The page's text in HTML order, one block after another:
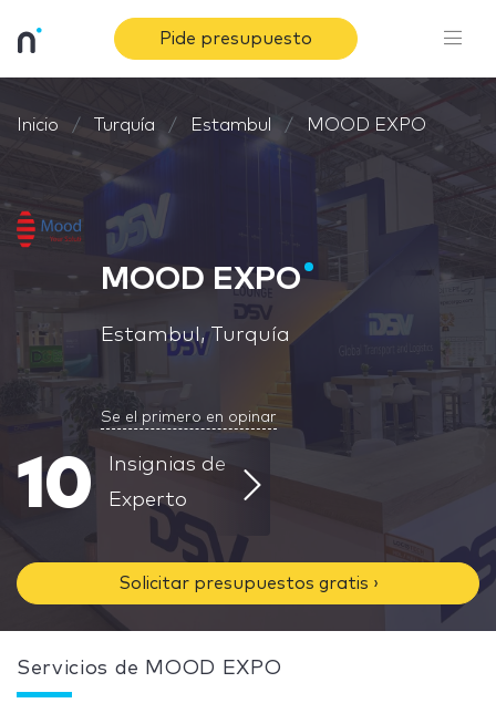
Pide presupuesto
Inicio Turquía Estambul MOOD EXPO
MOOD EXPO
Estambul, Turquía
Se el primero en opinar
10
Insignias de
Experto
Solicitar presupuestos gratis ›
Servicios de MOOD EXPO